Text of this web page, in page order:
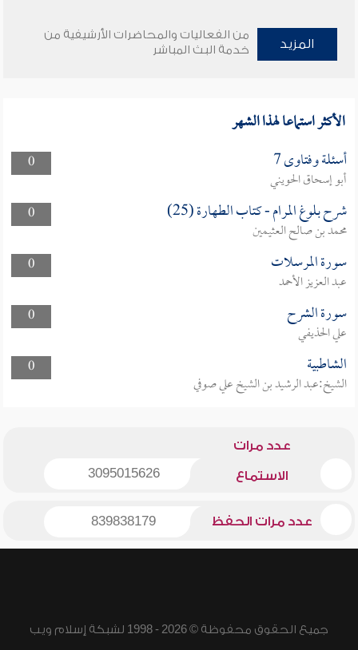
المزيد
من الفعاليات والمحاضرات الأرشيفية من
خدمة البث المباشر
الأكثر استماعا لهذا الشهر
0 أسئلة وفتاوى 7
أبو إسحاق الحويني
0
شرح بلوغ المرام - كتاب الطهارة (25)
محمد بن صالح العثيمين
0
سورة المرسلات
عبد العزيز الأحمد
0
سورة الشرح
علي الحذيفي
0
الشاطبية
الشيخ:عبد الرشيد بن الشيخ علي صوفي
عدد مرات
الاستماع 3095015626
عدد مرات الحفظ 839838179
جميع الحقوق محفوظة © 2026 - 1998 لشبكة إسلام ويب